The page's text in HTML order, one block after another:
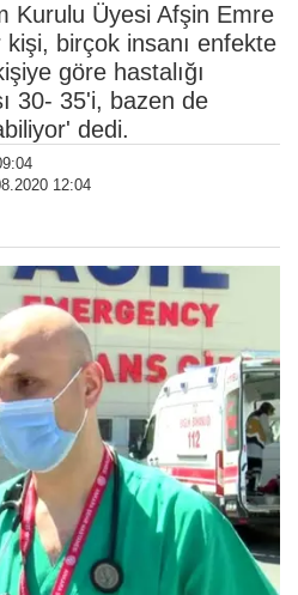
Kurulu Üyesi Afşin Emre
birçok insanı enfekte
göre hastalığı
30- 35'i, bazen de
dedi.
12:04